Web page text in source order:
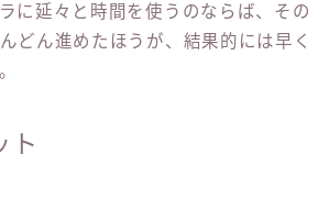
に延々と時間を使うのならば、その
どん進めたほうが、結果的には早く
ト